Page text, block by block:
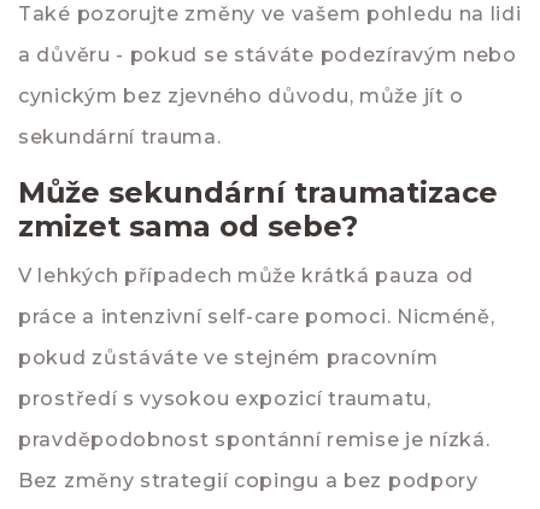
Také pozorujte změny ve vašem pohledu na lidi
a důvěru - pokud se stáváte podezíravým nebo
cynickým bez zjevného důvodu, může jít o
sekundární trauma.
Může sekundární traumatizace
zmizet sama od sebe?
V lehkých případech může krátká pauza od
práce a intenzivní self-care pomoci. Nicméně,
pokud zůstáváte ve stejném pracovním
prostředí s vysokou expozicí traumatu,
pravděpodobnost spontánní remise je nízká.
Bez změny strategií copingu a bez podpory